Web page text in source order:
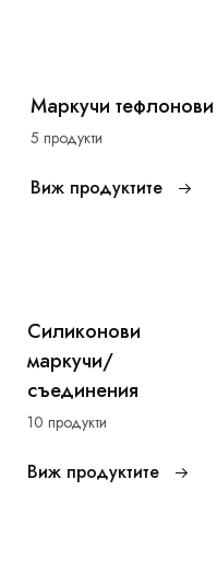
Маркучи тефлонови
5 продукти
Виж продуктите
Силиконови
маркучи/
съединения
10 продукти
Виж продуктите